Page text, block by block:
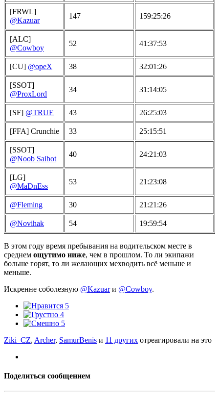
[FRWL]
@Kazuar
147 159:25:26
[ALC]
@Cowboy
52 41:37:53
[CU] @opeX 38 32:01:26
[SSOT]
@ProxLord
34 31:14:05
[SF] @TRUE 43 26:25:03
[FFA] Crunchie 33 25:15:51
[SSOT]
@Noob Saibot
40 24:21:03
[LG]
@MaDnEss
53 21:23:08
@Fleming 30 21:21:26
@Novihak 54 19:59:54
В этом году время пребывания на водительском месте в
среднем ощутимо ниже, чем в прошлом. То ли экипажи
больше горят, то ли желающих мехводить всё меньше и
меньше.
Искренне соболезную @Kazuarи @Cowboy.
5
4
5
Ziki_CZ, Archer, SamurBenis и 11 других отреагировали на это
Поделиться сообщением